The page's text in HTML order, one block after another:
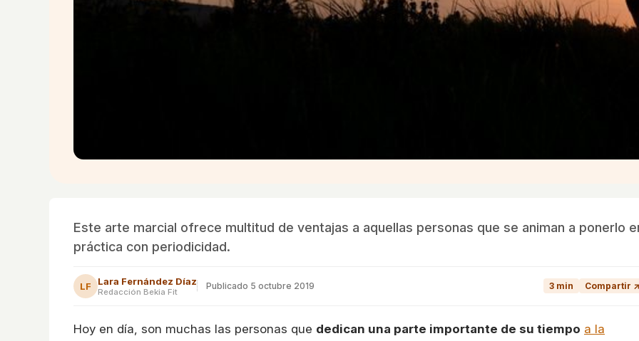
Este arte marcial ofrece multitud de ventajas a aquellas personas que se animan a ponerlo
práctica con periodicidad.
LF Lara Fernández Díaz
Redacción Bekia Fit
Publicado 5 octubre 2019 3 min Compartir ↗
Hoy en día, son muchas las personas que dedican una parte importante de su tiempo a la